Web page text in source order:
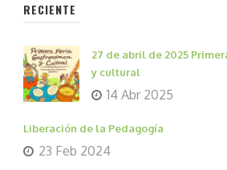
RECIENTE
27 de abril de 2025
y cultural
14 Abr 2025
Liberación de la Pedagogía
23 Feb 2024